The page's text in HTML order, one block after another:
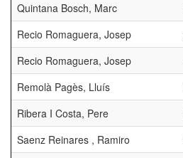
Quintana Bosch, Marc
Recio Romaguera, Josep
Recio Romaguera, Josep
Remolà Pagès, Lluís
Ribera I Costa, Pere
Saenz Reinares , Ramiro